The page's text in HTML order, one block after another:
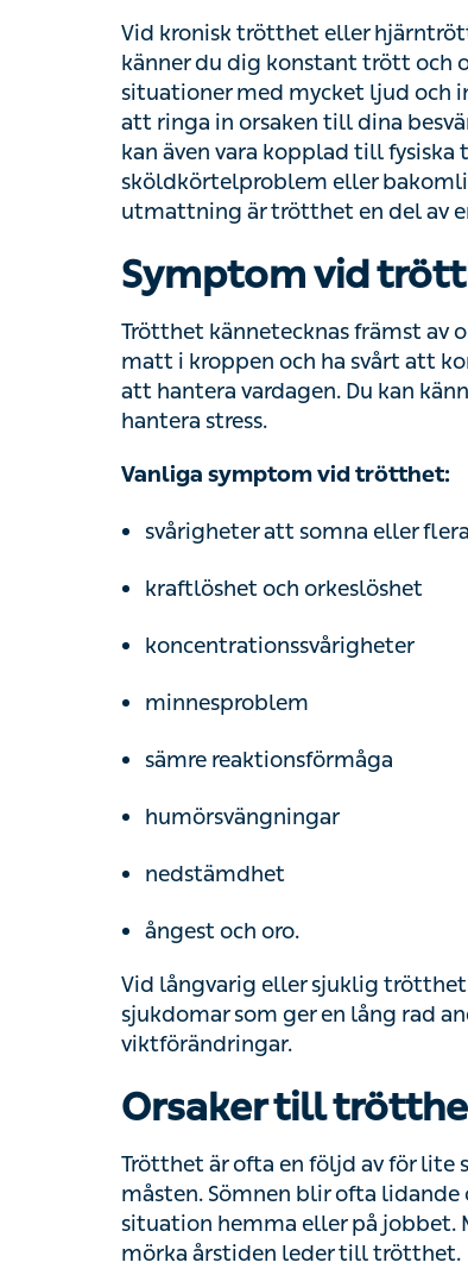
Vid kronisk trötthet eller
dig konstant trött och orkeslös och
ljud och intryck. Vid långvarig,
och hitta en lämplig behandling.
som exempelvis järnbrist,
depression och utmattning är
Symptom vid
Trötthet kännetecknas främst av
kroppen och ha svårt att
vardagen. Du kan känna dig
Vanliga symptom vid trötthet:
svårigheter att somna eller flera
kraftlöshet och orkeslöshet
koncentrationssvårigheter
minnesproblem
sämre reaktionsförmåga
humörsvängningar
nedstämdhet
ångest och oro.
Vid långvarig eller sjuklig trötthet
sjukdomar som ger en lång rad
viktförändringar.
Orsaker till trötthet
Trötthet är ofta en följd av för lite
Sömnen blir ofta lidande om du
hemma eller på jobbet. Många
leder till trötthet.
Vid långvarig, onormal trötthet och